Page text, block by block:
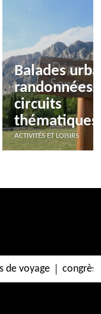
Balades
randonnées
circuits
thématiques
ACTIVITÉS ET LOISIRS
de voyage congrès